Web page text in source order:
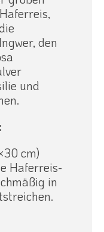
den
und
cm)
Haferreis-
in